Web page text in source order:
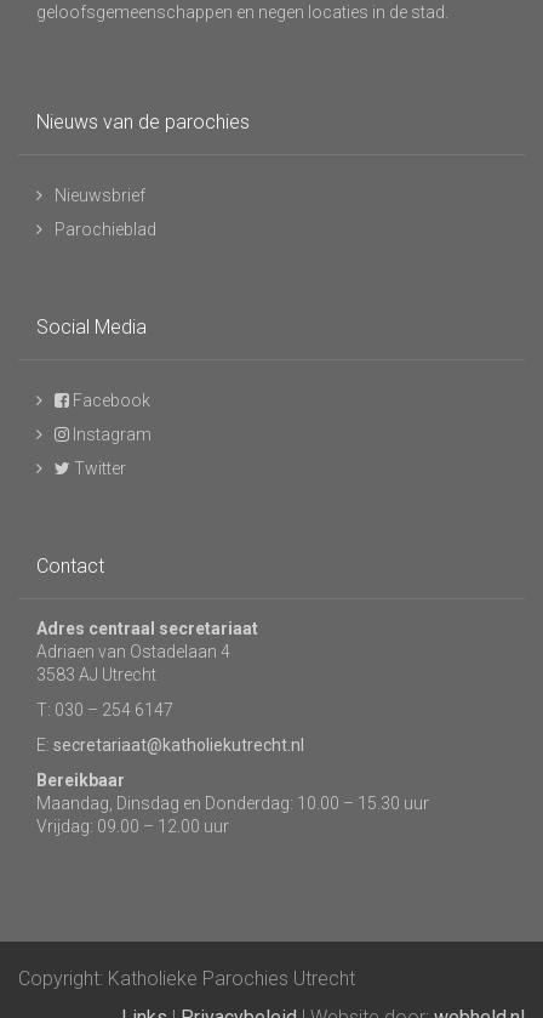
geloofsgemeenschappen en negen locaties in de stad.
Nieuws van de parochies
Nieuwsbrief
Parochieblad
Social Media
Facebook
Instagram
Twitter
Contact
Adres centraal secretariaat
Adriaen van Ostadelaan 4
3583 AJ Utrecht
T: 030 – 254 6147
E: secretariaat@katholiekutrecht.nl
Bereikbaar
Maandag, Dinsdag en Donderdag: 10.00 – 15.30 uur
Vrijdag: 09.00 – 12.00 uur
Copyright: Katholieke Parochies Utrecht